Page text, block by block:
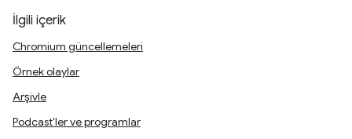
İlgili içerik
Chromium güncellemeleri
Örnek olaylar
Arşivle
Podcast'ler ve programlar